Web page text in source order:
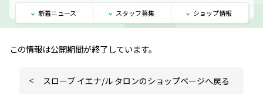
新着ニュース スタッフ募集 ショップ情報
この情報は公開期間が終了しています。
スローブ イエナ/ル タロンのショップページへ戻る